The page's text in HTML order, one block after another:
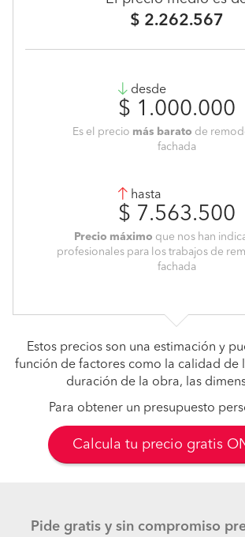
$ 2.262.567
desde
$ 1.000.000
Es el precio más barato de
fachada
hasta
$ 7.563.500
Precio máximo que nos han
profesionales para los trabajos de
fachada
Estos precios son una estimación y
función de factores como la calidad de
duración de la obra, las
Para obtener un presupuesto
Calcula tu precio gratis
Pide gratis y sin compromiso